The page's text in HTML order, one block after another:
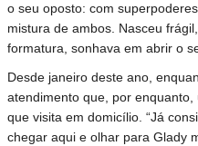
o seu oposto: com
mistura de ambos. Nasceu
formatura, sonhava em abrir o
Desde janeiro deste ano,
atendimento que, por
que visita em domicílio. “Já
chegar aqui e olhar para Glady